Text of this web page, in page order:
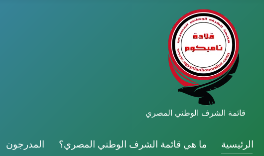
قائمة الشرف الوطني المصري
الرئيسية ما هي قائمة الشرف الوطني المصري؟ المدرجون